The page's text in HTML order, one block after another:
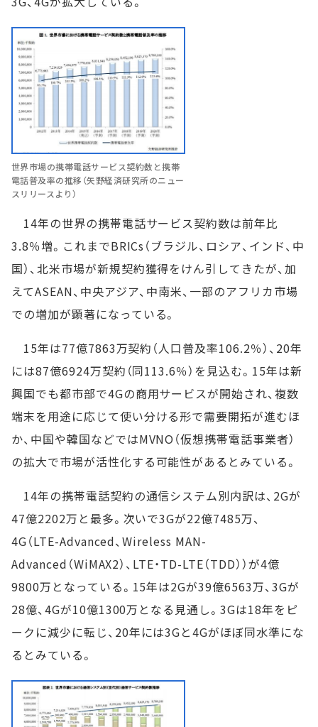
世界市場の携帯電話サービス契約数と携帯
電話普及率の推移（矢野経済研究所のニュー
スリリースより）
14年の世界の携帯電話サービス契約数は前年比
3.8％増。これまでBRICs（ブラジル、ロシア、インド、中
国）、北米市場が新規契約獲得をけん引してきたが、加
えてASEAN、中央アジア、中南米、一部のアフリカ市場
での増加が顕著になっている。
15年は77億7863万契約（人口普及率106.2％）、20年
には87億6924万契約（同113.6％）を見込む。15年は新
興国でも都市部で4Gの商用サービスが開始され、複数
端末を用途に応じて使い分ける形で需要開拓が進むほ
か、中国や韓国などではMVNO（仮想携帯電話事業者）
の拡大で市場が活性化する可能性があるとみている。
14年の携帯電話契約の通信システム別内訳は、2Gが
47億2202万と最多。次いで3Gが22億7485万、
4G（LTE-Advanced、Wireless MAN-
Advanced（WiMAX2）、LTE・TD-LTE（TDD））が4億
9800万となっている。15年は2Gが39億6563万、3Gが
28億、4Gが10億1300万となる見通し。3Gは18年をピ
ークに減少に転じ、20年には3Gと4Gがほぼ同水準にな
るとみている。